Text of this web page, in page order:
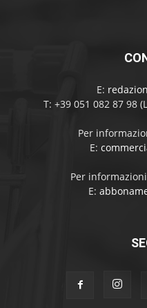
E:
T: +39 051 082 87 98
Per
E:
Per
E: